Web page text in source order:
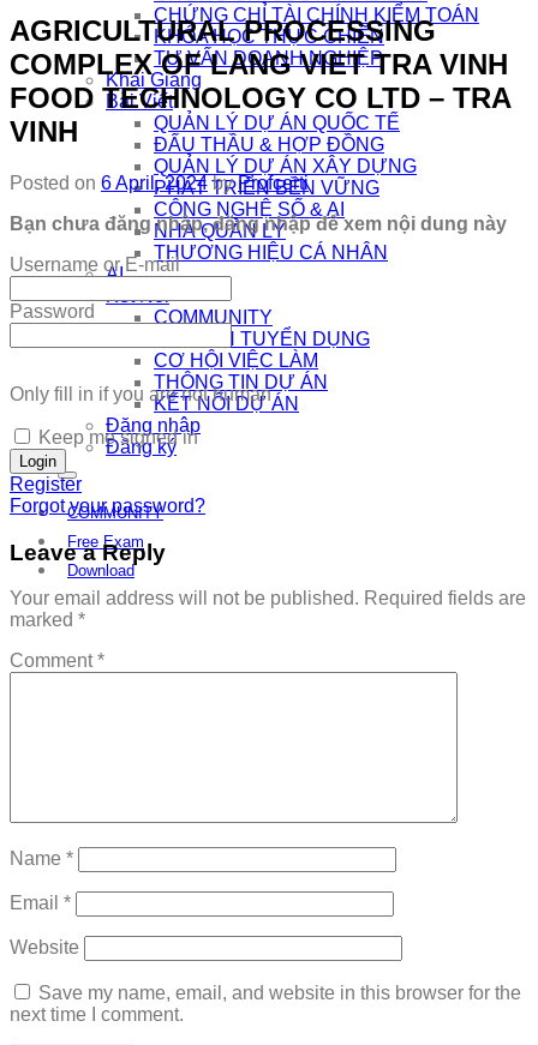
CHỨNG CHỈ TÀI CHÍNH KIỂM TOÁN
KHÓA HỌC THỰC CHIẾN
TƯ VẤN DOANH NGHIỆP
Khai Giảng
Bài Viết
QUẢN LÝ DỰ ÁN QUỐC TẾ
ĐẤU THẦU & HỢP ĐỒNG
QUẢN LÝ DỰ ÁN XÂY DỰNG
PHÁT TRIỂN BỀN VỮNG
CÔNG NGHỆ SỐ & AI
NHÀ QUẢN LÝ
THƯƠNG HIỆU CÁ NHÂN
AI
Kết Nối
COMMUNITY
EDTECH TUYỂN DỤNG
CƠ HỘI VIỆC LÀM
THÔNG TIN DỰ ÁN
KẾT NỐI DỰ ÁN
Đăng nhập
Đăng ký
COMMUNITY
Free Exam
Download
AGRICULTURAL PROCESSING
COMPLEX OF LANG VIET TRA VINH
FOOD TECHNOLOGY CO LTD – TRA
VINH
Posted on 6 April, 2024 byProfcerti
Bạn chưa đăng nhập, đăng nhập để xem nội dung này
Username or E-mail
Password
Only fill in if you are not human
Keep me signed in
Register
Forgot your password?
Leave a Reply
Your email address will not be published. Required fields are
marked *
Comment*
Name *
Email *
Website
Save my name, email, and website in this browser for the
next time I comment.